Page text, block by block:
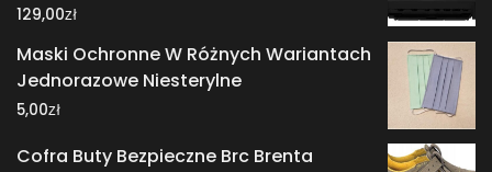
129,00zł
Maski Ochronne W Różnych Wariantach
Jednorazowe Niesterylne
5,00zł
Cofra Buty Bezpieczne Brc Brenta